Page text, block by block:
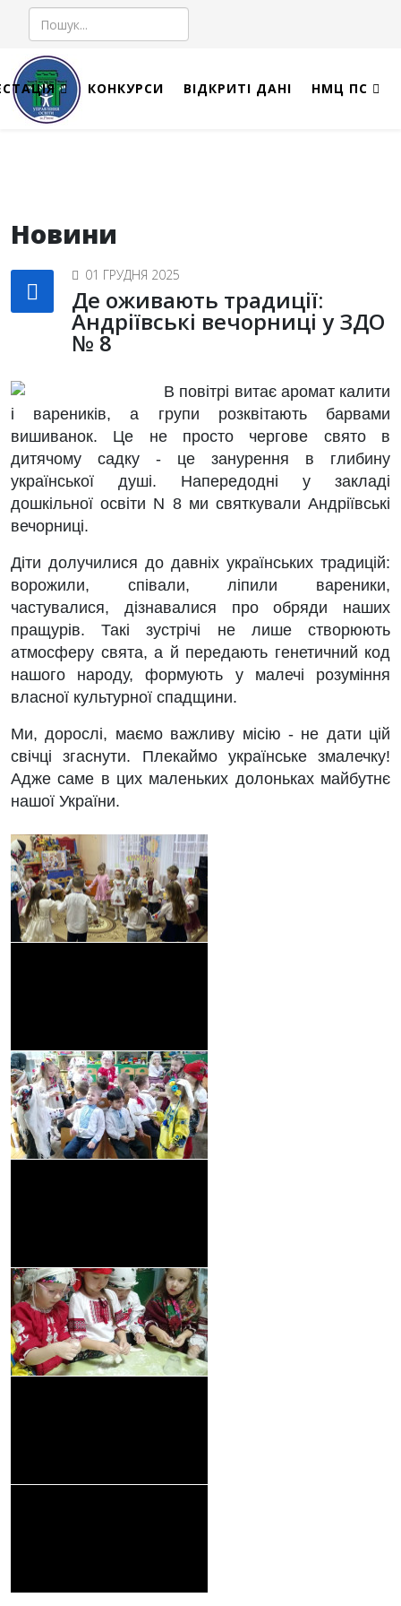
Пошук
КОНКУРСИ ВІДКРИТІ ДАНІ НМЦ ПС
Новини
01 ГРУДНЯ 2025
Де оживають традиції:
Андріївські вечорниці у ЗДО
№ 8
В повітрі витає аромат калити
і вареників, а групи розквітають барвами
вишиванок. Це не просто чергове свято в
дитячому садку - це занурення в глибину
української душі. Напередодні у закладі
дошкільної освіти N 8 ми святкували Андріївські
вечорниці.
Діти долучилися до давніх українських традицій:
ворожили, співали, ліпили вареники,
частувалися, дізнавалися про обряди наших
пращурів. Такі зустрічі не лише створюють
атмосферу свята, а й передають генетичний код
нашого народу, формують у малечі розуміння
власної культурної спадщини.
Ми, дорослі, маємо важливу місію - не дати цій
свічці згаснути. Плекаймо українське змалечку!
Адже саме в цих маленьких долоньках майбутнє
нашої України.